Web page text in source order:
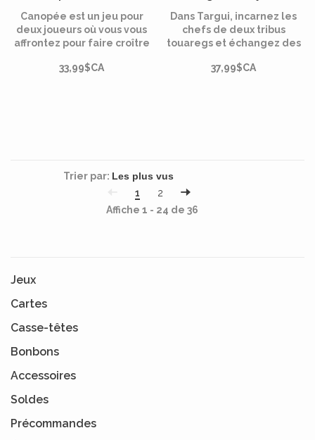
Canopée est un jeu pour
deux joueurs où vous vous
affrontez pour faire croître
luxuriante.
33,99$CA
Dans Targui, incarnez les
chefs de deux tribus
touaregs et échangez des
contre de l’or et divers
37,99$CA
Trier par:
1
2
Affiche 1 - 24 de 36
Jeux
Cartes
Casse-têtes
Bonbons
Accessoires
Soldes
Précommandes